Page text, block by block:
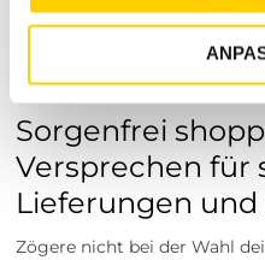
Einkaufserlebnis. Wenn du
Lieblingsstücke, die dich
glücklich machen.
Sorgenfrei
Versprechen für
Lieferungen und
Zögere nicht bei der Wahl